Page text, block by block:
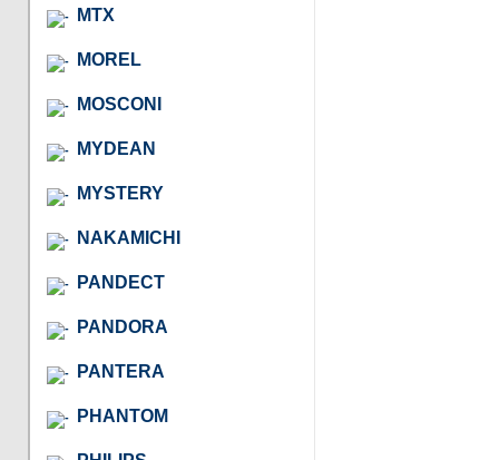
MTX
MOREL
MOSCONI
MYDEAN
MYSTERY
NAKAMICHI
PANDECT
PANDORA
PANTERA
PHANTOM